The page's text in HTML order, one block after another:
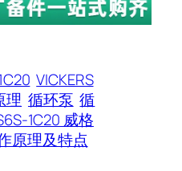
VICKERS
理 循环泵 循
1C20 威格
原理及特点